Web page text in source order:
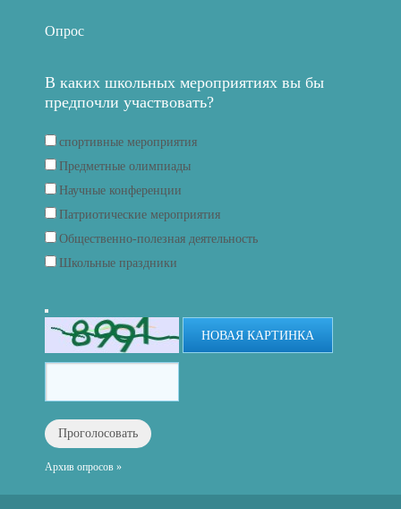
Опрос
В каких школьных мероприятиях вы бы
предпочли участвовать?
спортивные мероприятия
Предметные олимпиады
Научные конференции
Патриотические мероприятия
Общественно-полезная деятельность
Школьные праздники
НОВАЯ КАРТИНКА
Архив опросов »